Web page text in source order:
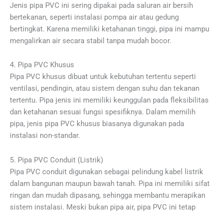
Jenis pipa PVC ini sering dipakai pada saluran air bersih
bertekanan, seperti instalasi pompa air atau gedung
bertingkat. Karena memiliki ketahanan tinggi, pipa ini mampu
mengalirkan air secara stabil tanpa mudah bocor.
4. Pipa PVC Khusus
Pipa PVC khusus dibuat untuk kebutuhan tertentu seperti
ventilasi, pendingin, atau sistem dengan suhu dan tekanan
tertentu. Pipa jenis ini memiliki keunggulan pada fleksibilitas
dan ketahanan sesuai fungsi spesifiknya. Dalam memilih
pipa, jenis pipa PVC khusus biasanya digunakan pada
instalasi non-standar.
5. Pipa PVC Conduit (Listrik)
Pipa PVC conduit digunakan sebagai pelindung kabel listrik
dalam bangunan maupun bawah tanah. Pipa ini memiliki sifat
ringan dan mudah dipasang, sehingga membantu merapikan
sistem instalasi. Meski bukan pipa air, pipa PVC ini tetap